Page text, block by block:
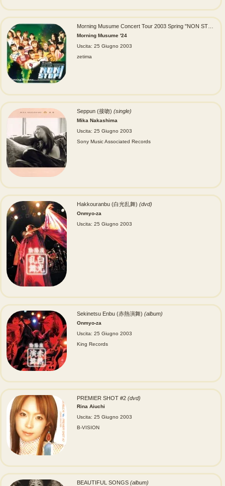
Morning Musume '24
Uscita: 25 Giugno 2003
zetima
Seppun (接吻) (single)
Mika Nakashima
Uscita: 25 Giugno 2003
Sony Music Associated Records
Hakkouranbu (白光乱舞) (dvd)
Onmyo-za
Uscita: 25 Giugno 2003
Sekinetsu Enbu (赤熱演舞) (album)
Onmyo-za
Uscita: 25 Giugno 2003
King Records
PREMIER SHOT #2 (dvd)
Rina Aiuchi
Uscita: 25 Giugno 2003
B-VISION
BEAUTIFUL SONGS (album)